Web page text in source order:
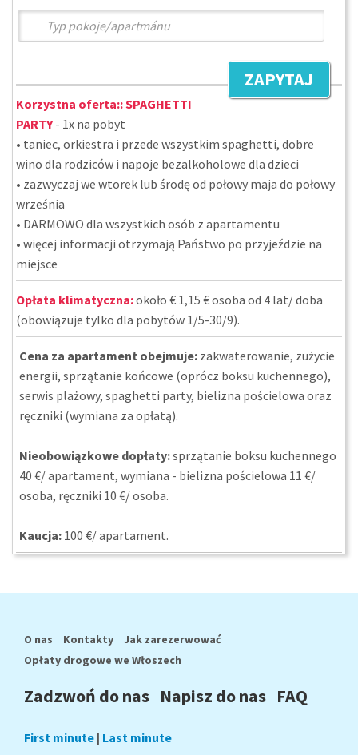
ZAPYTAJ
Korzystna oferta::SPAGHETTI
PARTY- 1x na pobyt
• taniec, orkiestra i przede wszystkim spaghetti, dobre
wino dla rodziców i napoje bezalkoholowe dla dzieci
• zazwyczaj we wtorek lub środę od połowy maja do połowy
września
• DARMOWO dla wszystkich osób z apartamentu
• więcej informacji otrzymają Państwo po przyjeździe na
miejsce
Opłata klimatyczna:około € 1,15 € osoba od 4 lat/ doba
(obowiązuje tylko dla pobytów 1/5-30/9).
Cena za apartament obejmuje: zakwaterowanie, zużycie
energii, sprzątanie końcowe (oprócz boksu kuchennego),
serwis plażowy, spaghetti party, bielizna pościelowa oraz
ręczniki (wymiana za opłatą).
Nieobowiązkowe dopłaty:sprzątanie boksu kuchennego
40 €/ apartament, wymiana - bielizna pościelowa 11 €/
osoba, ręczniki 10 €/ osoba.
Kaucja: 100 €/ apartament.
O nas Kontakty
Jak zarezerwować
Opłaty drogowe we Włoszech
Zadzwoń do nas Napisz do nas FAQ
First minute | Last minute